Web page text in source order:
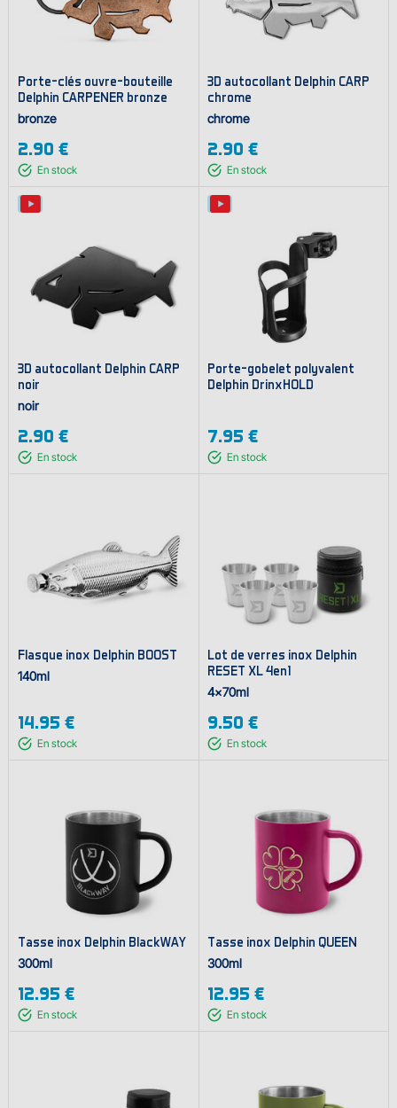
Porte-clés ouvre-bouteille
Delphin CARPENER bronze
bronze
2.90 €
En stock
3D autocollant Delphin CARP
chrome
chrome
2.90 €
En stock
3D autocollant Delphin CARP
noir
noir
2.90 €
En stock
Porte-gobelet polyvalent
Delphin DrinxHOLD
7.95 €
En stock
Flasque inox Delphin BOOST
140ml
14.95 €
En stock
Lot de verres inox Delphin
RESET XL 4en1
4x70ml
9.50 €
En stock
Tasse inox Delphin BlackWAY
300ml
12.95 €
En stock
Tasse inox Delphin QUEEN
300ml
12.95 €
En stock